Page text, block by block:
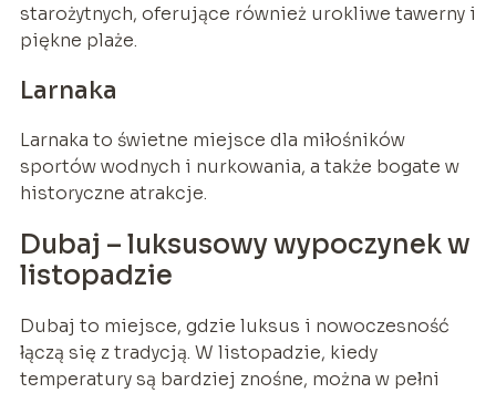
starożytnych, oferujące również urokliwe tawerny i
piękne plaże.
Larnaka
Larnaka to świetne miejsce dla miłośników
sportów wodnych i nurkowania, a także bogate w
historyczne atrakcje.
Dubaj – luksusowy wypoczynek w
listopadzie
Dubaj to miejsce, gdzie luksus i nowoczesność
łączą się z tradycją. W listopadzie, kiedy
temperatury są bardziej znośne, można w pełni